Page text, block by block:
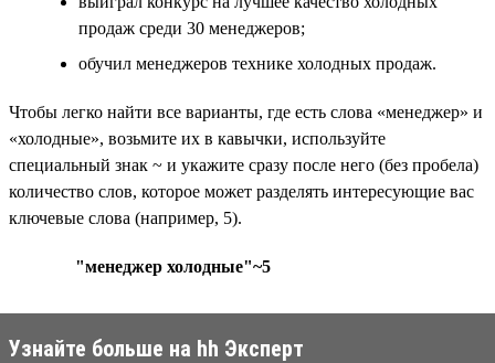
продаж среди 30 менеджеров;
обучил менеджеров технике холодных продаж.
Чтобы легко найти все варианты, где есть слова «менеджер» и
«холодные», возьмите их в кавычки, используйте
специальный знак ~ и укажите сразу после него (без пробела)
количество слов, которое может разделять интересующие вас
ключевые слова (например, 5).
"менеджер холодные"~5
Узнайте больше на hh Эксперт